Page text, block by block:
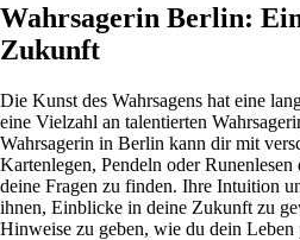
Wahrsagerin Berlin:
Zukunft
Die Kunst des Wahrsagens hat eine
eine Vielzahl an talentierten
Wahrsagerin in Berlin kann dir mit
Kartenlegen, Pendeln oder
deine Fragen zu finden. Ihre Intuition
ihnen, Einblicke in deine Zukunft zu
Hinweise zu geben, wie du dein Leben